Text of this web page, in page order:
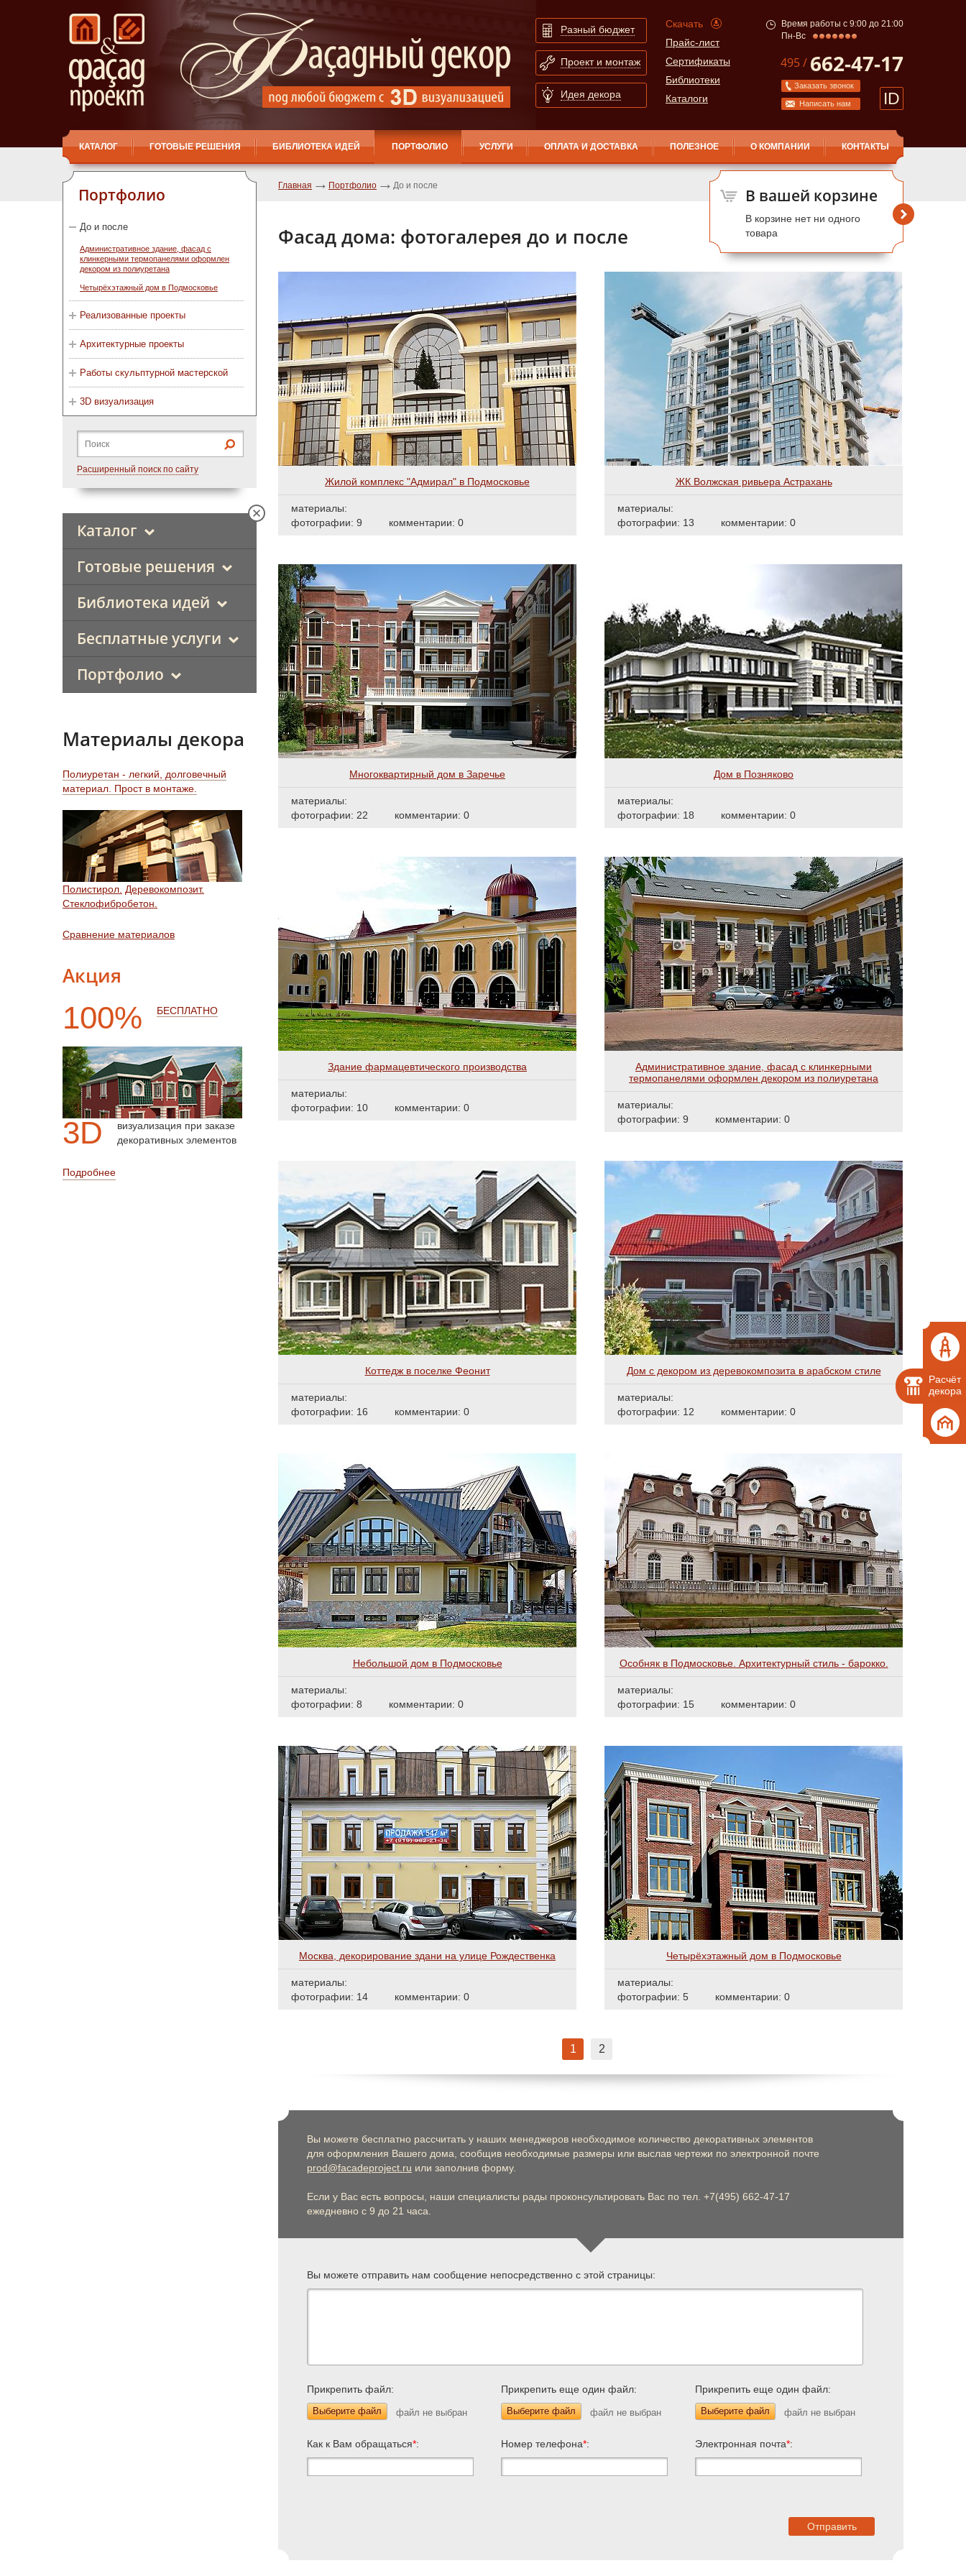
Расчёт
декора
Разный бюджет
Проект и монтаж
Идея декора
Скачать
Прайс-лист
Сертификаты
Библиотеки
Каталоги
Время работы с 9:00 до 21:00
Пн-Вс
495 / 662-47-17
Заказать звонок
Написать нам ID
КАТАЛОГ ГОТОВЫЕ РЕШЕНИЯ БИБЛИОТЕКА ИДЕЙ ПОРТФОЛИО УСЛУГИ ОПЛАТА И ДОСТАВКА ПОЛЕЗНОЕ О КОМПАНИИ КОНТАКТЫ
Портфолио
До и после
Административное здание, фасад с
клинкерными термопанелями оформлен
декором из полиуретана
Четырёхэтажный дом в Подмосковье
Реализованные проекты
Архитектурные проекты
Работы скульптурной мастерской
3D визуализация
Расширенный поиск по сайту
Каталог
Готовые решения
Библиотека идей
Бесплатные услуги
Портфолио
Материалы декора
Полиуретан - легкий, долговечный
материал. Прост в монтаже.
Полистирол. Деревокомпозит.
Стеклофибробетон.
Сравнение материалов
Акция
100% БЕСПЛАТНО
3D
визуализация при заказе
декоративных элементов
Подробнее
В вашей корзине
В корзине нет ни одного
товара
Главная Портфолио До и после
Фасад дома: фотогалерея до и после
Жилой комплекс "Адмирал" в Подмосковье
материалы:
фотографии: 9
комментарии: 0
ЖК Волжская ривьера Астрахань
материалы:
фотографии: 13
комментарии: 0
Многоквартирный дом в Заречье
материалы:
фотографии: 22
комментарии: 0
Дом в Позняково
материалы:
фотографии: 18
комментарии: 0
Здание фармацевтического производства
материалы:
фотографии: 10
комментарии: 0
Административное здание, фасад с клинкерными
термопанелями оформлен декором из полиуретана
материалы:
фотографии: 9
комментарии: 0
Коттедж в поселке Феонит
материалы:
фотографии: 16
комментарии: 0
Дом с декором из деревокомпозита в арабском стиле
материалы:
фотографии: 12
комментарии: 0
Небольшой дом в Подмосковье
материалы:
фотографии: 8
комментарии: 0
Особняк в Подмоcковье. Архитектурный стиль - барокко.
материалы:
фотографии: 15
комментарии: 0
Москва, декорирование здани на улице Рождественка
материалы:
фотографии: 14
комментарии: 0
Четырёхэтажный дом в Подмосковье
материалы:
фотографии: 5
комментарии: 0
1 2
Вы можете бесплатно рассчитать у наших менеджеров необходимое количество декоративных элементов
для оформления Вашего дома, сообщив необходимые размеры или выслав чертежи по электронной почте
prod@facadeproject.ru или заполнив форму.
Если у Вас есть вопросы, наши специалисты рады проконсультировать Вас по тел. +7(495) 662-47-17
ежедневно с 9 до 21 часа.
Вы можете отправить нам сообщение непосредственно с этой страницы:
Прикрепить файл:
Выберите файл
Прикрепить еще один файл:
Выберите файл
Прикрепить еще один файл:
Выберите файл
Как к Вам обращаться*: Номер телефона*: Электронная почта*: